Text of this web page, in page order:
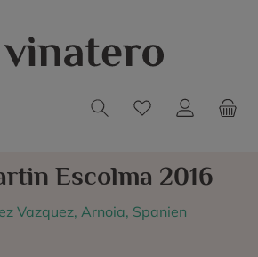
Escolma 2016
Vazquez, Arnoia, Spanien